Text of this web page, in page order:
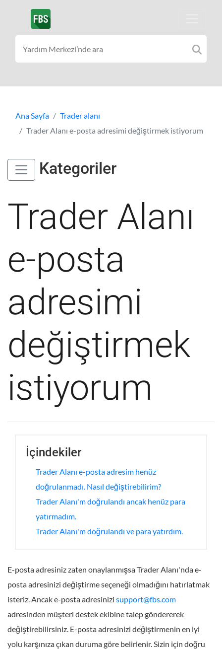
Ana Sayfa
Trader alanı
Trader Alanı e-posta adresimi değiştirmek istiyorum
Kategoriler
Trader Alanı
e-posta
adresimi
değiştirmek
istiyorum
İçindekiler
Trader Alanı e-posta adresim henüz
doğrulanmadı. Nasıl değiştirebilirim?
Trader Alanı'm doğrulandı ancak henüz para
yatırmadım.
Trader Alanı'm doğrulandı ve para yatırdım.
E-posta adresiniz zaten onaylanmışsa Trader Alanı'nda e-
posta adresinizi değiştirme seçeneği olmadığını hatırlatmak
isteriz. Ancak e-posta adresinizi support@fbs.com
adresinden müşteri destek ekibine talep göndererek
değiştirebilirsiniz. E-posta adresinizi değiştirmenin en iyi
yolu karşınıza çıkan duruma göre belirlenir. Sizin için doğru